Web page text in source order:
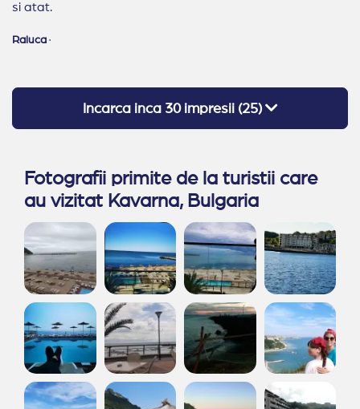
si atat.
Raluca ·
Incarca inca 30impresii (25)
Fotografii primite de la turistii care
au vizitat Kavarna, Bulgaria